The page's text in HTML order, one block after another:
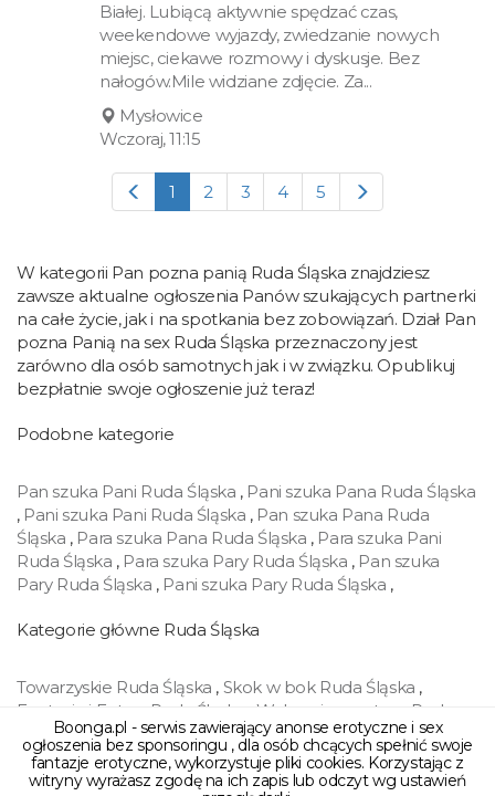
Boonga.pl - serwis zawierający anonse erotyczne i sex
ogłoszenia bez sponsoringu , dla osób chcących spełnić swoje
fantazje erotyczne, wykorzystuje pliki cookies. Korzystając z
witryny wyrażasz zgodę na ich zapis lub odczyt wg ustawień
Białej. Lubiącą aktywnie spędzać czas,
weekendowe wyjazdy, zwiedzanie nowych
miejsc, ciekawe rozmowy i dyskusje. Bez
nałogów.Mile widziane zdjęcie. Za...
Mysłowice
Wczoraj, 11:15
1 2 3 4 5
W kategorii Pan pozna panią Ruda Śląska znajdziesz
zawsze aktualne ogłoszenia Panów szukających partnerki
na całe życie, jak i na spotkania bez zobowiązań. Dział Pan
pozna Panią na sex Ruda Śląska przeznaczony jest
zarówno dla osób samotnych jak i w związku. Opublikuj
bezpłatnie swoje ogłoszenie już teraz!
Podobne kategorie
Pan szuka Pani Ruda Śląska , Pani szuka Pana Ruda Śląska
, Pani szuka Pani Ruda Śląska , Pan szuka Pana Ruda
Śląska , Para szuka Pana Ruda Śląska , Para szuka Pani
Ruda Śląska , Para szuka Pary Ruda Śląska , Pan szuka
Pary Ruda Śląska , Pani szuka Pary Ruda Śląska ,
Kategorie główne Ruda Śląska
Towarzyskie Ruda Śląska , Skok w bok Ruda Śląska ,
Fantazje i Fetysz Ruda Śląska
,Wakacyjny partner Ruda
Śląska,BDSM Ruda Śląska,Swingers Ruda Śląska,
Cybersex Ruda Śląska,Handel Ruda Śląska